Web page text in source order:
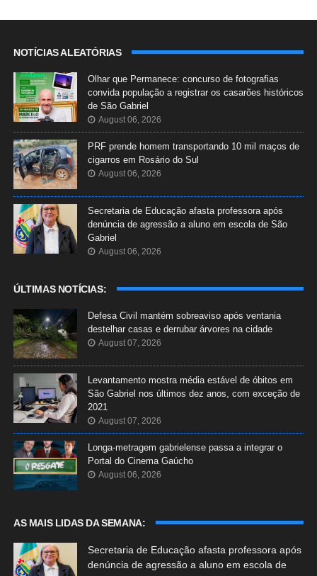
NOTÍCIAS ALEATÓRIAS
Olhar que Permanece: concurso de fotografias
convida população a registrar os casarões históricos
de São Gabriel
August 06, 2026
PRF prende homem transportando 10 mil maços de
cigarros em Rosário do Sul
August 06, 2026
Secretaria de Educação afasta professora após
denúncia de agressão a aluno em escola de São
Gabriel
August 06, 2026
ÚLTIMAS NOTÍCIAS:
Defesa Civil mantém sobreaviso após ventania
destelhar casas e derrubar árvores na cidade
August 07, 2026
Levantamento mostra média estável de óbitos em
São Gabriel nos últimos dez anos, com exceção de
2021
August 07, 2026
Longa-metragem gabrielense passa a integrar o
Portal do Cinema Gaúcho
August 06, 2026
AS MAIS LIDAS DA SEMANA:
Secretaria de Educação afasta professora após
denúncia de agressão a aluno em escola de